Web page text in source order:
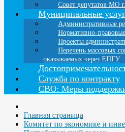
Совет депутатов МО
Муниципальные
Административные
Нормативно-
Проекты
Перечень массовых
оказываемых через ЕПГУ
Служба по контракту
СВО: Меры
Главная страница
Комитет по экономике и